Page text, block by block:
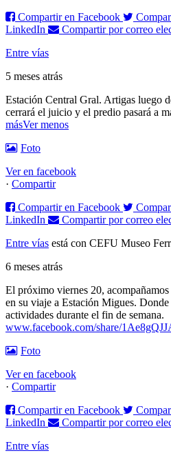
Compartir en Facebook
LinkedIn
Compartir por correo
Entre vías
5 meses atrás
Estación Central Gral. Artigas luego
cerrará el juicio y el predio pasará a
másVer menos
Foto
Ver en facebook
· Compartir
Compartir en Facebook
LinkedIn
Compartir por correo
Entre vías está con CEFU Museo
6 meses atrás
El próximo viernes 20, acompañamos
en su viaje a Estación Migues.
actividades durante el fin de semana.
www.facebook.com/share/
Foto
Ver en facebook
· Compartir
Compartir en Facebook
LinkedIn
Compartir por correo
Entre vías